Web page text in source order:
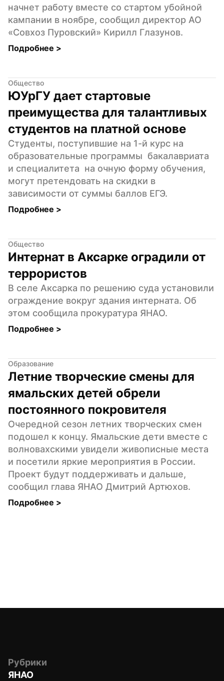
начнет работу вместе со стартом убойной
кампании в ноябре, сообщил директор АО
«Совхоз Пуровский» Кирилл Глазунов.
Подробнее >
Общество
ЮУрГУ дает стартовые
преимущества для талантливых
студентов на платной основе
Студенты, поступившие на 1-й курс на
образовательные программы  бакалавриата
и специалитета  на очную форму обучения,
могут претендовать на скидки в
зависимости от суммы баллов ЕГЭ.
Подробнее >
Общество
Интернат в Аксарке оградили от
террористов
В селе Аксарка по решению суда установили
ограждение вокруг здания интерната. Об
этом сообщила прокуратура ЯНАО.
Подробнее >
Образование
Летние творческие смены для
ямальских детей обрели
постоянного покровителя
Очередной сезон летних творческих смен
подошел к концу. Ямальские дети вместе с
волновахскими увидели живописные места
и посетили яркие мероприятия в России.
Проект будут поддерживать и дальше,
сообщил глава ЯНАО Дмитрий Артюхов.
Подробнее >
Рубрики
ЯНАО